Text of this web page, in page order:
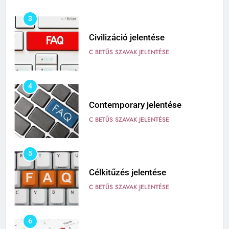
3
Civilizáció jelentése
C BETŰS SZAVAK JELENTÉSE
4
Contemporary jelentése
C BETŰS SZAVAK JELENTÉSE
5
Célkitűzés jelentése
C BETŰS SZAVAK JELENTÉSE
6